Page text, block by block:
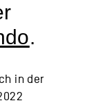
.
in der